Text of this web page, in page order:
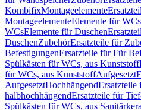
KombifixMontageelemente
MontageelementeElemente für WCs
WCsElemente für Duschen
DuschenZubehörErsatzteile für
BefestigungenErsatzteile für Für
Spülkästen für WCs, aus Kunststoff
für WCs, aus KunststoffAufgesetzt
AufgesetztHochhängendErsatzteile
halbhochhängendErsatzteile für
Spülkästen für WCs, aus